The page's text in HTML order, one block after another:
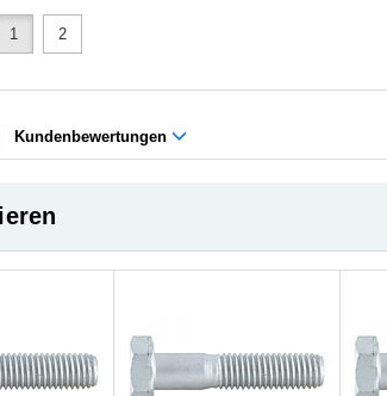
1 2
Kundenbewertungen